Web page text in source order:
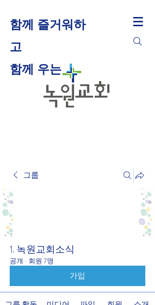
함께 즐거워하
고
​함께 우는
그룹
1. 녹원교회소식
공개 · 회원 7명
가입